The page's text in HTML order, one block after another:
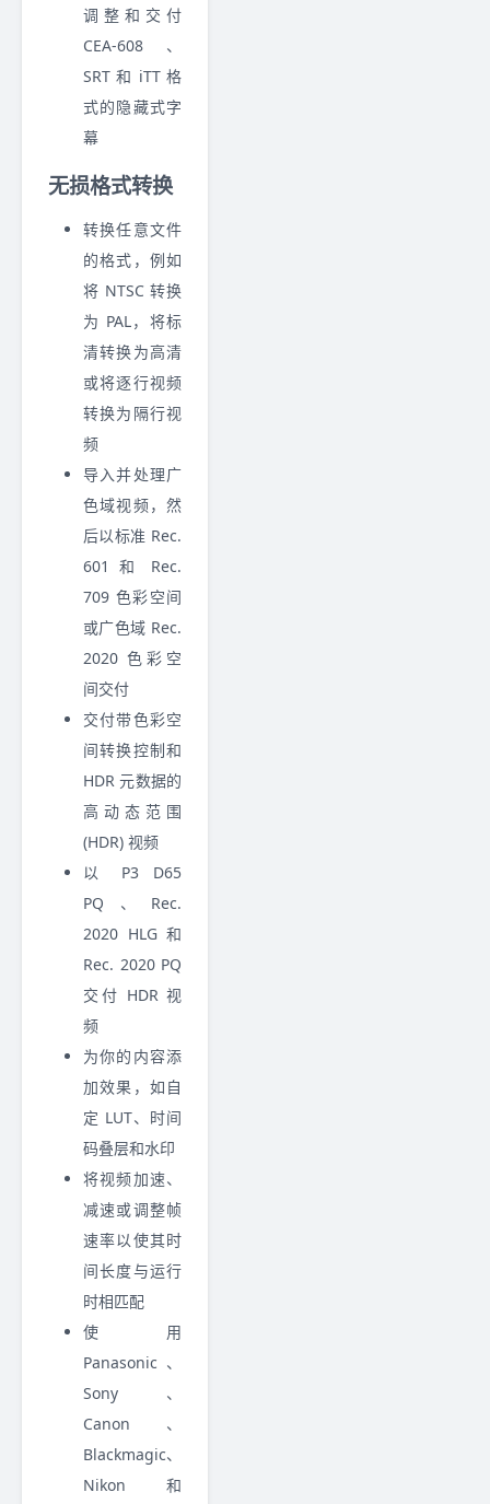
调整和交付
CEA-608、
SRT 和 iTT 格
式的隐藏式字
幕
无损格式转换
转换任意文件
的格式，例如
将 NTSC 转换
为 PAL，将标
清转换为高清
或将逐行视频
转换为隔行视
频
导入并处理广
色域视频，然
后以标准 Rec.
601 和 Rec.
709 色彩空间
或广色域 Rec.
2020 色彩空
间交付
交付带色彩空
间转换控制和
HDR 元数据的
高动态范围
(HDR) 视频
以 P3 D65
PQ、Rec.
2020 HLG 和
Rec. 2020 PQ
交付 HDR 视
频
为你的内容添
加效果，如自
定 LUT、时间
码叠层和水印
将视频加速、
减速或调整帧
速率以使其时
间长度与运行
时相匹配
使用
Panasonic、
Sony、
Canon、
Blackmagic、
Nikon 和